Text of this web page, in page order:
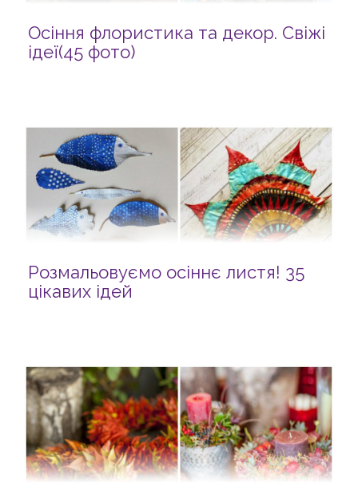
Осіння флористика та декор. Свіжі
ідеї(45 фото)
Розмальовуємо осіннє листя! 35
цікавих ідей